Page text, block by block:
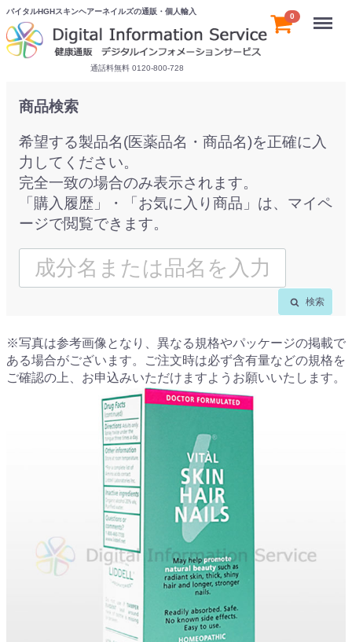
バイタルHGHスキンヘアーネイルズの通販・個人輸入
通話料無料 0120-800-728
0 Menu
商品検索
希望する製品名(医薬品名・商品名)を正確に入
力してください。
完全一致の場合のみ表示されます。
「購入履歴」・「お気に入り商品」は、マイペ
ージで閲覧できます。
検索
※写真は参考画像となり、異なる規格やパッケージの掲載で
ある場合がございます。ご注文時は必ず含有量などの規格を
ご確認の上、お申込みいただけますようお願いいたします。